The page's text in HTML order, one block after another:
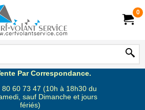
0
Par Correspondance.
80 60 73 47 (10h à 18h30 du
sauf Dimanche et jours
fériés)